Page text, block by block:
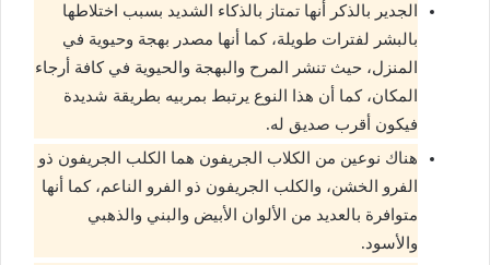
الجدير بالذكر أنها تمتاز بالذكاء الشديد بسبب اختلاطها
بالبشر لفترات طويلة، كما أنها مصدر بهجة وحيوية في
المنزل، حيث تنشر المرح والبهجة والحيوية في كافة أرجاء
المكان، كما أن هذا النوع يرتبط بمربيه بطريقة شديدة
فيكون أقرب صديق له.
هناك نوعين من الكلاب الجريفون هما الكلب الجريفون ذو
الفرو الخشن، والكلب الجريفون ذو الفرو الناعم، كما أنها
متوافرة بالعديد من الألوان الأبيض والبني والذهبي
والأسود.